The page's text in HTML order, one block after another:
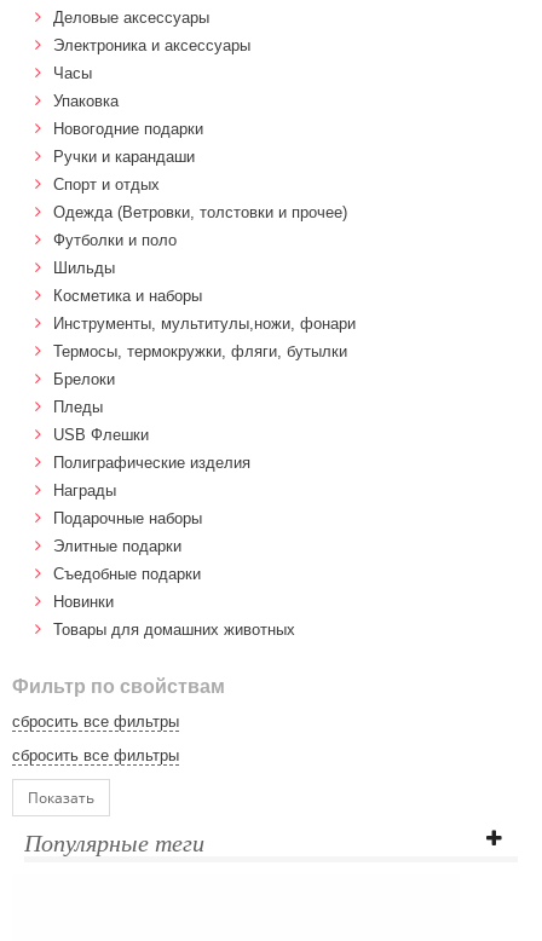
Деловые аксессуары
Электроника и аксессуары
Часы
Упаковка
Новогодние подарки
Ручки и карандаши
Спорт и отдых
Одежда (Ветровки, толстовки и прочее)
Футболки и поло
Шильды
Косметика и наборы
Инструменты, мультитулы,ножи, фонари
Термосы, термокружки, фляги, бутылки
Брелоки
Пледы
USB Флешки
Полиграфические изделия
Награды
Подарочные наборы
Элитные подарки
Cъедобные подарки
Новинки
Товары для домашних животных
Фильтр по свойствам
сбросить все фильтры
сбросить все фильтры
Показать
Популярные теги